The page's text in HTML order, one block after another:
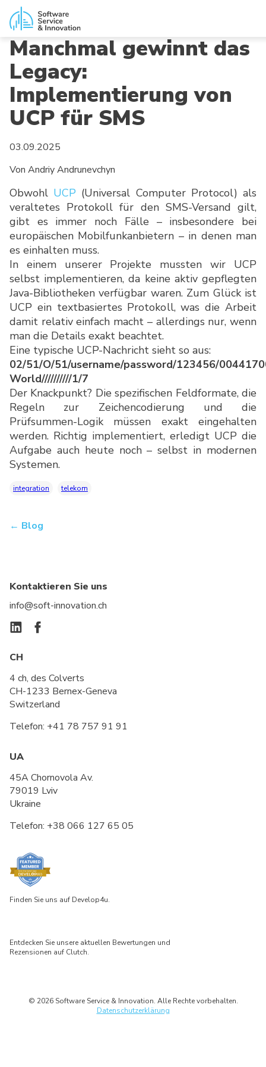
Manchmal gewinnt das
Legacy:
Implementierung von
UCP für SMS
03.09.2025
Von Andriy Andrunevchyn
Obwohl UCP (Universal Computer Protocol) als
veraltetes Protokoll für den SMS-Versand gilt,
gibt es immer noch Fälle – insbesondere bei
europäischen Mobilfunkanbietern – in denen man
es einhalten muss.
In einem unserer Projekte mussten wir UCP
selbst implementieren, da keine aktiv gepflegten
Java-Bibliotheken verfügbar waren. Zum Glück ist
UCP ein textbasiertes Protokoll, was die Arbeit
damit relativ einfach macht – allerdings nur, wenn
man die Details exakt beachtet.
Eine typische UCP-Nachricht sieht so aus:
02/51/O/51/username/password/123456/
World//////////1/7
Der Knackpunkt? Die spezifischen Feldformate, die
Regeln zur Zeichencodierung und die
Prüfsummen-Logik müssen exakt eingehalten
werden. Richtig implementiert, erledigt UCP die
Aufgabe auch heute noch – selbst in modernen
Systemen.
integration telekom
← Blog
Kontaktieren Sie uns
info@soft-innovation.ch
CH
4 ch, des Colverts
CH-1233 Bernex-Geneva
Switzerland
Telefon: +41 78 757 91 91
UA
45A Chornovola Av.
79019 Lviv
Ukraine
Telefon: +38 066 127 65 05
Finden Sie uns auf Develop4u.
Entdecken Sie unsere aktuellen Bewertungen und
Rezensionen auf Clutch.
© 2026 Software Service & Innovation. Alle Rechte vorbehalten.
Datenschutzerklärung